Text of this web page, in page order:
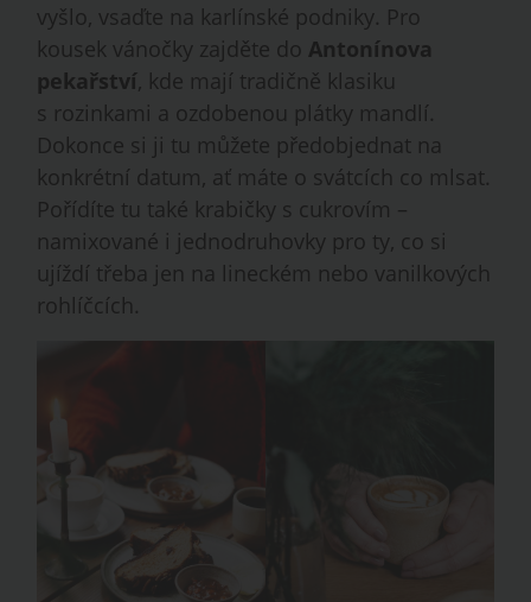
vyšlo, vsaďte na karlínské podniky. Pro
kousek vánočky zajděte do Antonínova
pekařství, kde mají tradičně klasiku
s rozinkami a ozdobenou plátky mandlí.
Dokonce si ji tu můžete předobjednat na
konkrétní datum, ať máte o svátcích co mlsat.
Pořídíte tu také krabičky s cukrovím –
namixované i jednodruhovky pro ty, co si
ujíždí třeba jen na lineckém nebo vanilkových
rohlíčcích.